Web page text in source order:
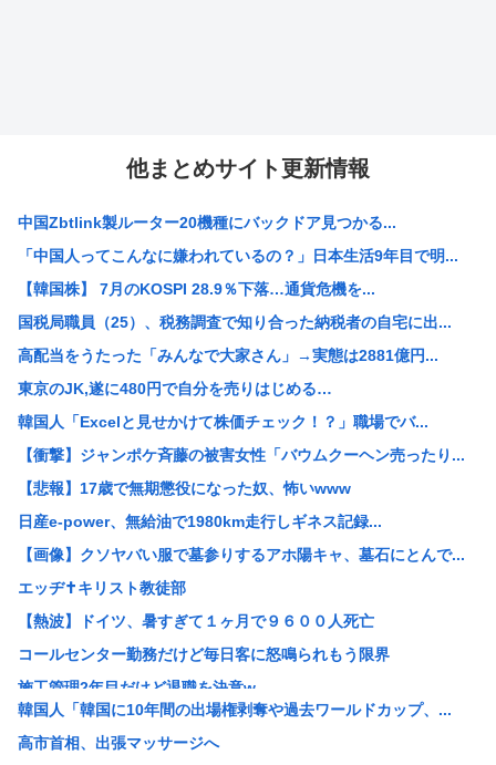
他まとめサイト更新情報
中国Zbtlink製ルーター20機種にバックドア見つかる...
「中国人ってこんなに嫌われているの？」日本生活9年目で明...
【韓国株】 7月のKOSPI 28.9％下落…通貨危機を...
国税局職員（25）、税務調査で知り合った納税者の自宅に出...
高配当をうたった「みんなで大家さん」→実態は2881億円...
東京のJK,遂に480円で自分を売りはじめる…
韓国人「Excelと見せかけて株価チェック！？」職場でバ...
【衝撃】ジャンポケ斉藤の被害女性「バウムクーヘン売ったり...
【悲報】17歳で無期懲役になった奴、怖いwww
日産e-power、無給油で1980km走行しギネス記録...
【画像】クソヤバい服で墓参りするアホ陽キャ、墓石にとんで...
エッヂ✝️キリスト教徒部
【熱波】ドイツ、暑すぎて１ヶ月で９６００人死亡
コールセンター勤務だけど毎日客に怒鳴られもう限界
施工管理2年目だけど退職を決意w
女「43億円注文して………キャンセルっと！」←こいつの目...
米農家「60kg作って1万8000円…コストは2万以上…...
韓国人「韓国に10年間の出場権剥奪や過去ワールドカップ、...
高市首相、出張マッサージへ